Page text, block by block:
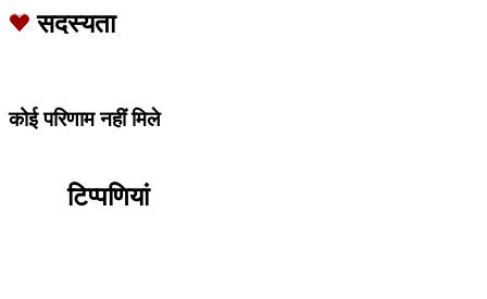
सदस्यता
कोई परिणाम नहीं मिले
टिप्पणियां